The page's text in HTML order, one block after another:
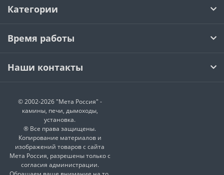
Категории
Время работы
Наши контакты
© 2002-2026 "Мета Россия" -
камины, печи, дымоходы,
установка.
® Все права защищены.
Копирование материалов и
изображений товаров с сайта
Мета Россия, разрешены только с
согласия администрации.